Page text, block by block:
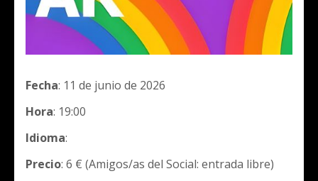
Fecha: 11 de junio de 2026
Hora: 19:00
Idioma:
Precio: 6 € (Amigos/as del Social: entrada libre)